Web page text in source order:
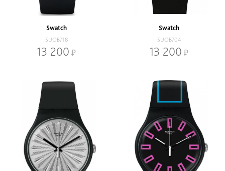
Swatch
SUOB718
13 200
Swatch
SUOB704
13 200